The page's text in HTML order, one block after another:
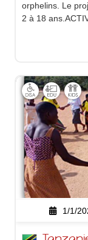
orphelins. Le
2 à 18
1/1/